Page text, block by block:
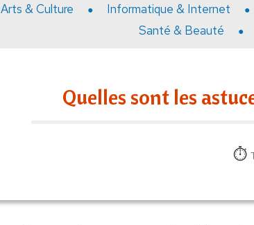
Arts & Culture Informatique & Internet
Santé & Beauté
Quelles sont les